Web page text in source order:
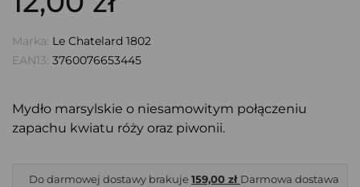
Marka: Le Chatelard 1802
EAN13: 3760076653445
Mydło marsylskie o niesamowitym połączeniu
zapachu kwiatu róży oraz piwonii.
Do darmowej dostawy brakuje 159,00 zł Darmowa dostawa